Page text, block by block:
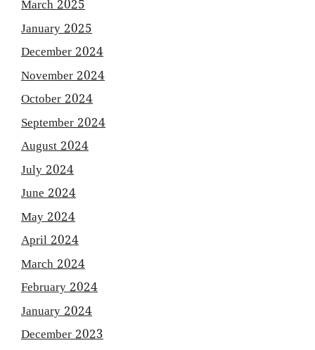
March 2025
January 2025
December 2024
November 2024
October 2024
September 2024
August 2024
July 2024
June 2024
May 2024
April 2024
March 2024
February 2024
January 2024
December 2023